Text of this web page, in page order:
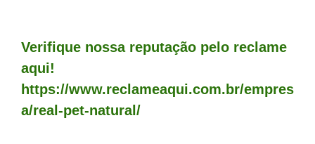
Verifique nossa reputação pelo reclame
aqui!
https://www.reclameaqui.com.br/empres
a/real-pet-natural/